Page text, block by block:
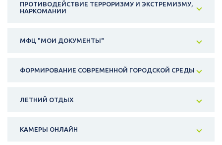
ПРОТИВОДЕЙСТВИЕ ТЕРРОРИЗМУ И ЭКСТРЕМИЗМУ,
НАРКОМАНИИ
МФЦ "МОИ ДОКУМЕНТЫ"
ФОРМИРОВАНИЕ СОВРЕМЕННОЙ ГОРОДСКОЙ СРЕДЫ
ЛЕТНИЙ ОТДЫХ
КАМЕРЫ ОНЛАЙН